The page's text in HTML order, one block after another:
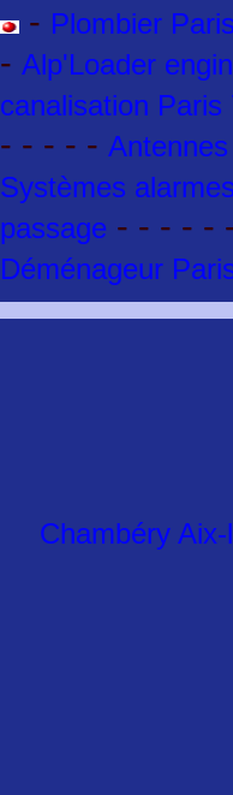
- Plombier
- Alp'Loader
canalisation
- - - - -
Systèmes
passage - - - - -
Déménageur
Chambéry